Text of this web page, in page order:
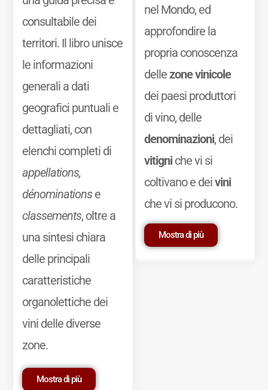
consultabile dei
territori. Il libro unisce
le informazioni
generali a dati
geografici puntuali e
dettagliati, con
elenchi completi di
appellations,
dénominationse
classements, oltre a
una sintesi chiara
delle principali
caratteristiche
organolettiche dei
vini delle diverse
zone.
Mostra di più
nel Mondo, ed
approfondire la
propria conoscenza
dellezone vinicole
dei paesi produttori
di vino, delle
denominazioni, dei
vitigniche vi si
coltivano e deivini
che vi si producono.
Mostra di più